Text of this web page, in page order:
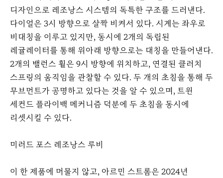
디자인으로 레조낭스 시스템의 독특한 구조를 드러낸다.
다이얼은 3시 방향으로 살짝 비켜서 있다. 시계는 좌우로
비대칭을 이루고 있지만, 동시에 2개의 독립된
레귤레이터를 통해 위아래 방향으로는 대칭을 만들어낸다.
2개의 밸런스 휠은 9시 방향에 위치하고, 연결된 클러치
스프링의 움직임을 관찰할 수 있다. 두 개의 초침을 통해 두
무브먼트가 공명하고 있다는 것을 알 수 있으며, 트윈
세컨드 플라이백 메커니즘 덕분에 두 초침을 동시에
리셋시킬 수 있다.
미러드 포스 레조낭스 루비
이 한 제품에 머물지 않고, 아르민 스트롬은 2024년